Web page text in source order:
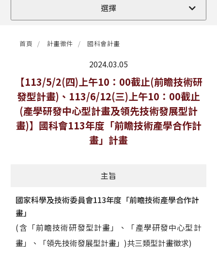
選擇
全部
法規修訂
補助獎項
獲獎名單
活動訊息
學術榮譽
其他
首頁 計畫徵件 國科會計畫
2024.03.05
最新消息
【113/5/2(四)上午10：00截止(前瞻技術研
發型計畫)、113/6/12(三)上午10：00截止
(產學研發中心型計畫及領先技術發展型計
畫)】國科會113年度「前瞻技術產學合作計
畫」計畫
主旨
國家科學及技術委員會113年度「前瞻技術產學合作計
畫」
(含「前瞻技術研發型計畫」、「產學研發中心型計
畫」、「領先技術發展型計畫」)共三類型計畫徵求)